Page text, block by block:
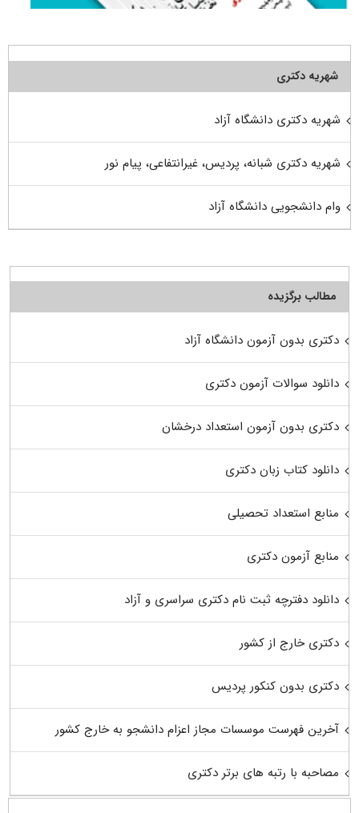
شهریه دکتری
شهریه دکتری دانشگاه آزاد
شهریه دکتری شبانه، پردیس، غیرانتفاعی، پیام نور
وام دانشجویی دانشگاه آزاد
مطالب برگزیده
دکتری بدون آزمون دانشگاه آزاد
دانلود سوالات آزمون دکتری
دکتری بدون آزمون استعداد درخشان
دانلود کتاب زبان دکتری
منابع استعداد تحصیلی
منابع آزمون دکتری
دانلود دفترچه ثبت نام دکتری سراسری و آزاد
دکتری خارج از کشور
دکتری بدون کنکور پردیس
آخرین فهرست موسسات مجاز اعزام دانشجو به خارج کشور
مصاحبه با رتبه های برتر دکتری